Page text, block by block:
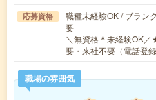
応募資格
職種未経験OK / ブラン
要
＼無資格＊未経験OK
要・来社不要（電話登
職場の雰囲気